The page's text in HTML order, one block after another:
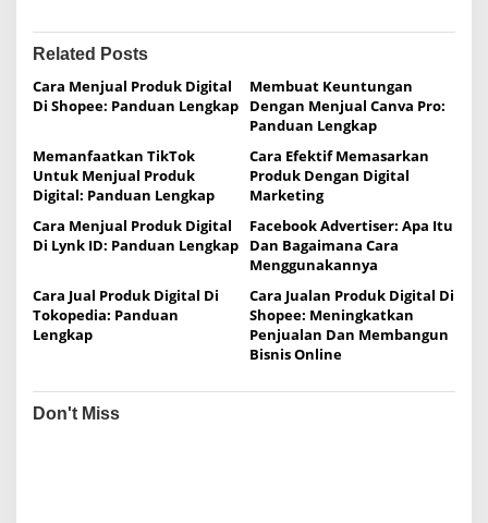
n
a
v
g
a
t
i
n
Related Posts
Cara Menjual Produk Digital
Di Shopee: Panduan Lengkap
Membuat Keuntungan
Dengan Menjual Canva Pro:
Panduan Lengkap
Memanfaatkan TikTok
Untuk Menjual Produk
Digital: Panduan Lengkap
Cara Efektif Memasarkan
Produk Dengan Digital
Marketing
Cara Menjual Produk Digital
Di Lynk ID: Panduan Lengkap
Facebook Advertiser: Apa Itu
Dan Bagaimana Cara
Menggunakannya
Cara Jual Produk Digital Di
Tokopedia: Panduan
Lengkap
Cara Jualan Produk Digital Di
Shopee: Meningkatkan
Penjualan Dan Membangun
Bisnis Online
Don't Miss